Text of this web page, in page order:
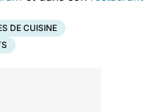
DE CUISINE